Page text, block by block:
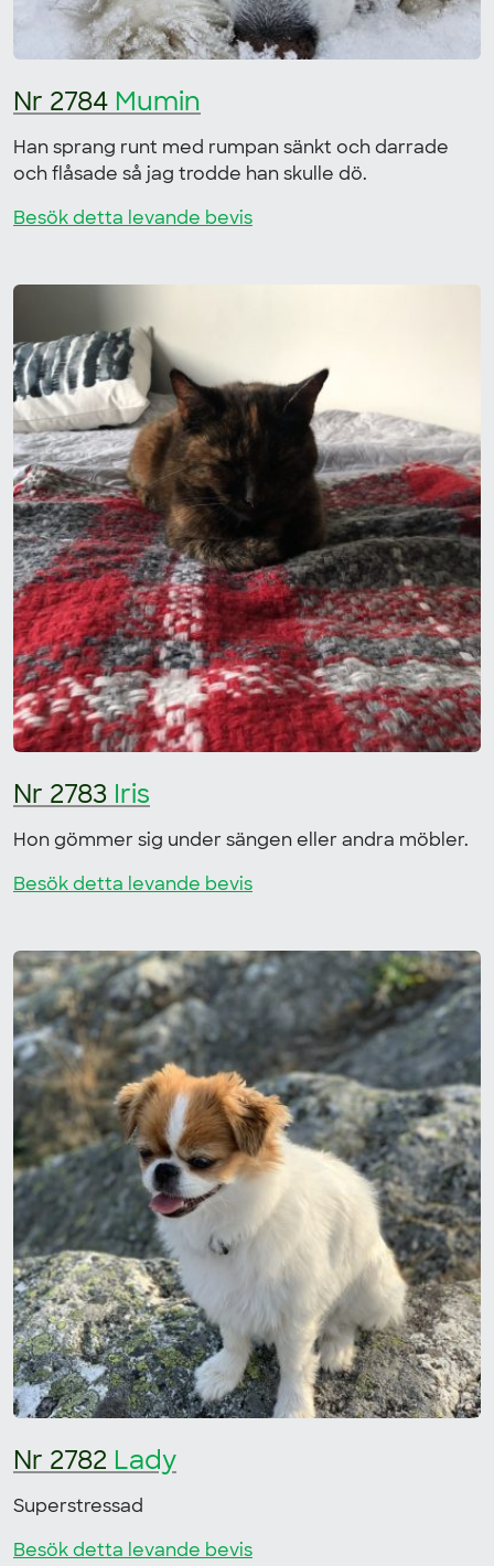
Nr 2784 Mumin
Han sprang runt med rumpan sänkt och darrade
och flåsade så jag trodde han skulle dö.
Besök detta levande bevis
Nr 2783 Iris
Hon gömmer sig under sängen eller andra möbler.
Besök detta levande bevis
Nr 2782 Lady
Superstressad
Besök detta levande bevis